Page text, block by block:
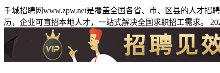
千城招聘网www.zpw.net是覆盖全国各省、市、区县的人才
历，企业可直招本地人才，一站式解决全国求职招工需求。